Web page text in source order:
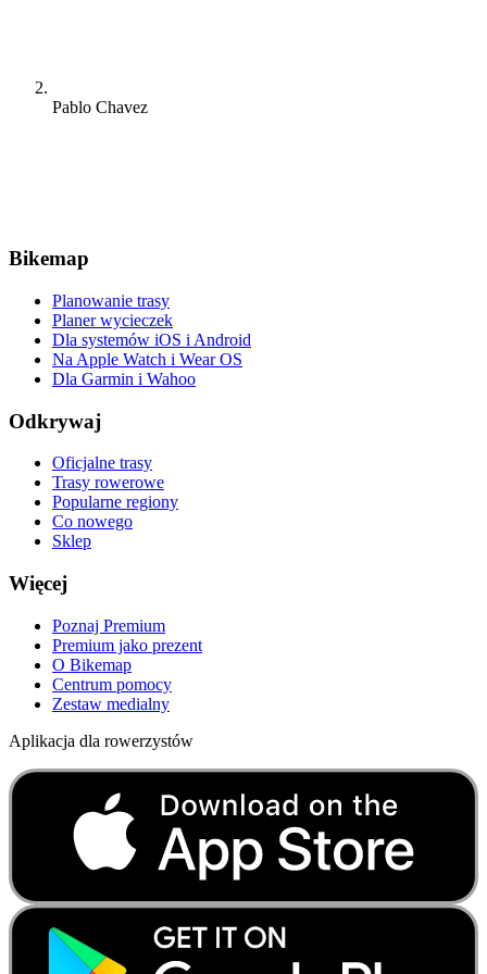
Pablo Chavez
Bikemap
Planowanie trasy
Planer wycieczek
Dla systemów iOS i Android
Na Apple Watch i Wear OS
Dla Garmin i Wahoo
Odkrywaj
Oficjalne trasy
Trasy rowerowe
Popularne regiony
Co nowego
Sklep
Więcej
Poznaj Premium
Premium jako prezent
O Bikemap
Centrum pomocy
Zestaw medialny
Aplikacja dla rowerzystów